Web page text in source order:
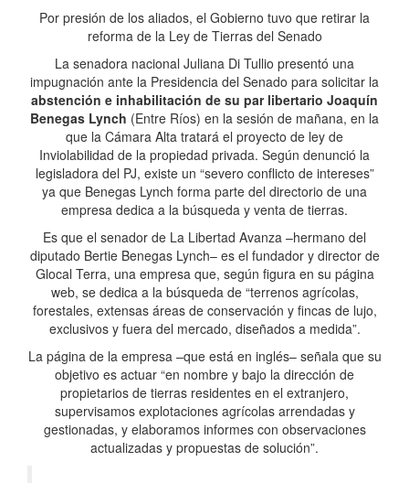
Por presión de los aliados, el Gobierno tuvo que retirar la
reforma de la Ley de Tierras del Senado
La senadora nacional Juliana Di Tullio presentó una
impugnación ante la Presidencia del Senado para solicitar la
abstención e inhabilitación de su par libertario Joaquín
Benegas Lynch (Entre Ríos) en la sesión de mañana, en la
que la Cámara Alta tratará el proyecto de ley de
Inviolabilidad de la propiedad privada. Según denunció la
legisladora del PJ, existe un “severo conflicto de intereses”
ya que Benegas Lynch forma parte del directorio de una
empresa dedica a la búsqueda y venta de tierras.
Es que el senador de La Libertad Avanza –hermano del
diputado Bertie Benegas Lynch– es el fundador y director de
Glocal Terra, una empresa que, según figura en su página
web, se dedica a la búsqueda de “terrenos agrícolas,
forestales, extensas áreas de conservación y fincas de lujo,
exclusivos y fuera del mercado, diseñados a medida”.
La página de la empresa –que está en inglés– señala que su
objetivo es actuar “en nombre y bajo la dirección de
propietarios de tierras residentes en el extranjero,
supervisamos explotaciones agrícolas arrendadas y
gestionadas, y elaboramos informes con observaciones
actualizadas y propuestas de solución”.